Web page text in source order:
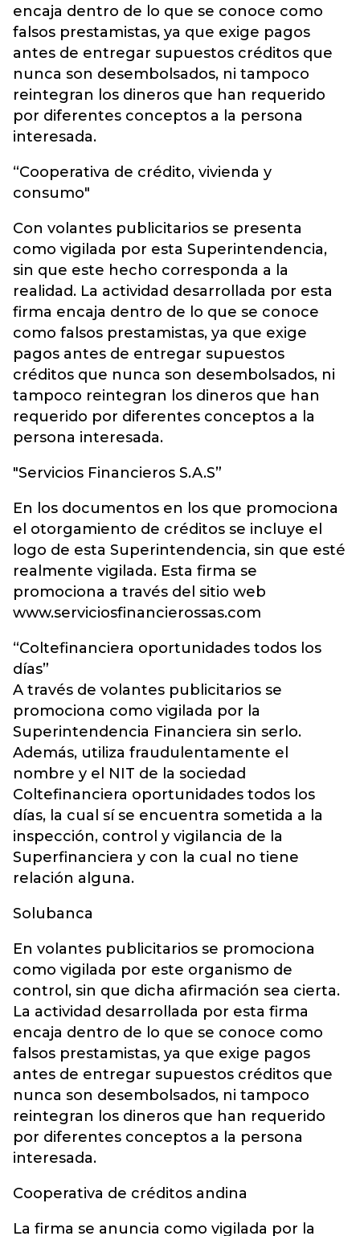
encaja dentro de lo que se conoce como
falsos prestamistas, ya que exige pagos
antes de entregar supuestos créditos que
nunca son desembolsados, ni tampoco
reintegran los dineros que han requerido
por diferentes conceptos a la persona
interesada.
“Cooperativa de crédito, vivienda y
consumo"
Con volantes publicitarios se presenta
como vigilada por esta Superintendencia,
sin que este hecho corresponda a la
realidad. La actividad desarrollada por esta
firma encaja dentro de lo que se conoce
como falsos prestamistas, ya que exige
pagos antes de entregar supuestos
créditos que nunca son desembolsados, ni
tampoco reintegran los dineros que han
requerido por diferentes conceptos a la
persona interesada.
"Servicios Financieros S.A.S”
En los documentos en los que promociona
el otorgamiento de créditos se incluye el
logo de esta Superintendencia, sin que esté
realmente vigilada. Esta firma se
promociona a través del sitio web
www.serviciosfinancierossas.com
“Coltefinanciera oportunidades todos los
días”
A través de volantes publicitarios se
promociona como vigilada por la
Superintendencia Financiera sin serlo.
Además, utiliza fraudulentamente el
nombre y el NIT de la sociedad
Coltefinanciera oportunidades todos los
días, la cual sí se encuentra sometida a la
inspección, control y vigilancia de la
Superfinanciera y con la cual no tiene
relación alguna.
Solubanca
En volantes publicitarios se promociona
como vigilada por este organismo de
control, sin que dicha afirmación sea cierta.
La actividad desarrollada por esta firma
encaja dentro de lo que se conoce como
falsos prestamistas, ya que exige pagos
antes de entregar supuestos créditos que
nunca son desembolsados, ni tampoco
reintegran los dineros que han requerido
por diferentes conceptos a la persona
interesada.
Cooperativa de créditos andina
La firma se anuncia como vigilada por la